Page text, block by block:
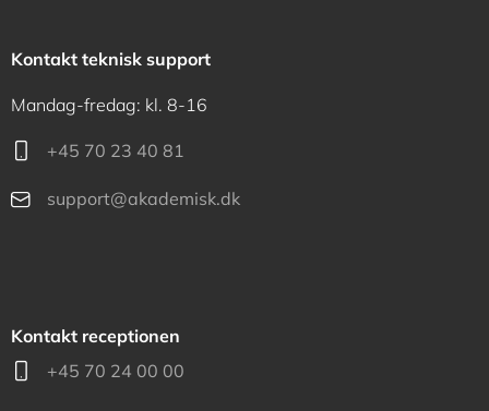
Kontakt teknisk support
Mandag-fredag: kl. 8-16
+45 70 23 40 81
support@akademisk.dk
Kontakt receptionen
+45 70 24 00 00